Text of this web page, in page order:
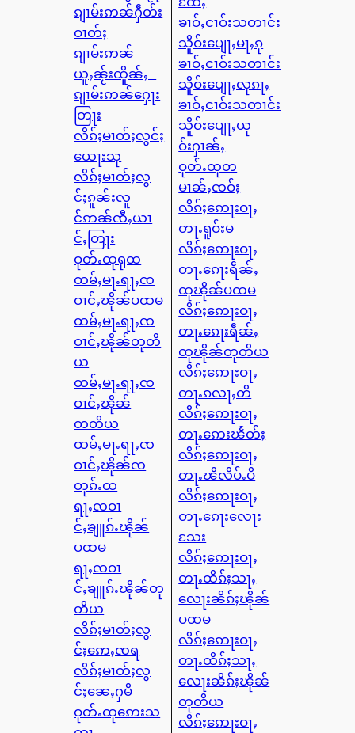
ၵျၢမ်းဢၼ်ႁဵတ်း
ဝၢတ်ႈ
ၵျၢမ်းဢၼ်
ယူႇၼႂ်းထိူၼ်ႇ
ၵျၢမ်းဢၼ်ႁေႃး
တြႃး
လိၵ်ႈမၢတ်ႈလွင်ႈ
ယေႃးသု
လိၵ်ႈမၢတ်ႈလွ
င်ႈၵူၼ်းလူ
င်ဢၼ်ၸီႇယၢ
င်ႇတြႃး
ဝုတ်ႉထုရုထ
ထမ်ႇမႃႉရႃႇၸ
ဝၢင်ႇၽိုၼ်ပထမ
ထမ်ႇမႃႉရႃႇၸ
ဝၢင်ႇၽိုၼ်တုတိ
ယ
ထမ်ႇမႃႉရႃႇၸ
ဝၢင်ႇၽိုၼ်
တတိယ
ထမ်ႇမႃႉရႃႇၸ
ဝၢင်ႇၽိုၼ်ၸ
တုၵ်ႉထ
ရႃႇၸဝၢ
င်ႇၶျူၵ်ႉၽိုၼ်
ပထမ
ရႃႇၸဝၢ
င်ႇၶျူၵ်ႉၽိုၼ်တု
တိယ
လိၵ်ႈမၢတ်ႈလွ
င်ႈဢေႇၸရ
လိၵ်ႈမၢတ်ႈလွ
င်ႈၼေႇႁမိ
ဝုတ်ႉထုဢေးသ
ၶၢဝ်ႇငၢဝ်းသတၢင်း
သိူဝ်းပျေႃႇမႃႇၵု
ၶၢဝ်ႇငၢဝ်းသတၢင်း
သိူဝ်းပျေႃႇလုၵႃႇ
ၶၢဝ်ႇငၢဝ်းသတၢင်း
သိူဝ်းပျေႃႇယု
ဝ်းႁၢၼ်ႇ
ဝုတ်ႉထုတ
မၢၼ်ႇၸဝ်ႈ
လိၵ်ႈဢေႃးဝႃႇ
တႃႉရူဝ်းမ
လိၵ်ႈဢေႃးဝႃႇ
တႃႉၵေႃးရဵၼ်ႇ
ထုၽိုၼ်ပထမ
လိၵ်ႈဢေႃးဝႃႇ
တႃႉၵေႃးရဵၼ်ႇ
ထုၽိုၼ်တုတိယ
လိၵ်ႈဢေႃးဝႃႇ
တႃႉၵလႃႇတိ
လိၵ်ႈဢေႃးဝႃႇ
တႃႉဢေးၽႅတ်ႈ
လိၵ်ႈဢေႃးဝႃႇ
တႃႉၽိလိပ်ႉပိ
လိၵ်ႈဢေႃးဝႃႇ
တႃႉၵေႃးလေႃး
သႄး
လိၵ်ႈဢေႃးဝႃႇ
တႃႉထိၵ်ႈသႃႇ
လေႃးၼိၵ်ႈၽိုၼ်
ပထမ
လိၵ်ႈဢေႃးဝႃႇ
တႃႉထိၵ်ႈသႃႇ
လေႃးၼိၵ်ႈၽိုၼ်
တုတိယ
လိၵ်ႈဢေႃးဝႃႇ